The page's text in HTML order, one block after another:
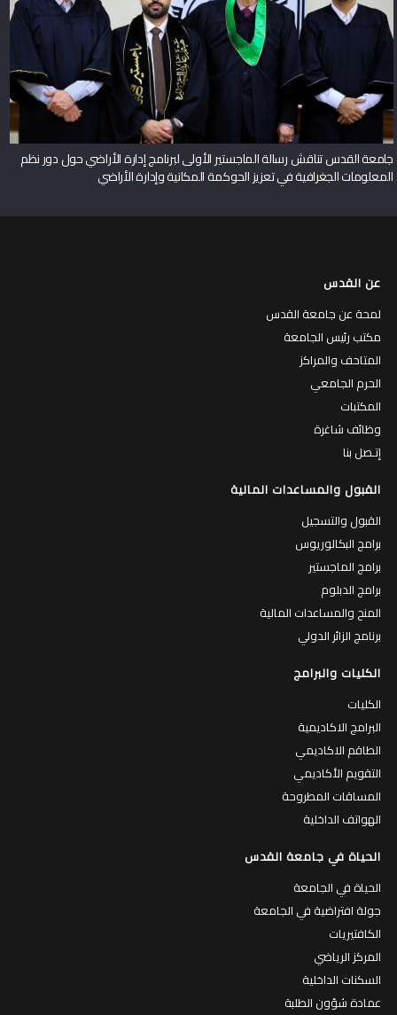
جامعة القدس تناقش رسالة الماجستير الأولى لبرنامج إدارة الأراضي حول دور نظم
المعلومات الجغرافية في تعزيز الحوكمة المكانية وإدارة الأراضي
عن القدس
لمحة عن جامعة القدس
مكتب رئيس الجامعة
المتاحف والمراكز
الحرم الجامعي
المكتبات
وظائف شاغرة
إتـصل بنا
القبول والمساعدات المالية
القبول والتسجيل
برامج البكالوريوس
برامج الماجستير
برامج الدبلوم
المنح والمساعدات المالية
برنامج الزائر الدولي
الكليات والبرامج
الكليات
البرامج الاكاديمية
الطاقم الاكاديمي
التقويم الأكاديمي
المساقات المطروحة
الهواتف الداخلية
الحياة في جامعة القدس
الحياة في الجامعة
جولة افتراضية في الجامعة
الكافتيريات
المركز الرياضي
السكنات الداخلية
عمادة شؤون الطلبة